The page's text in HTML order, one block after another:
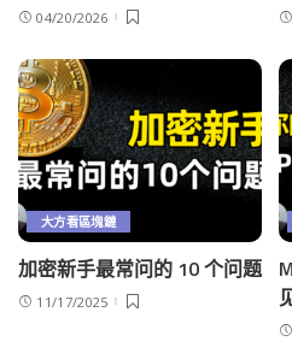
04/20/2026
大方看區塊鏈
加密新手最常问的 10 个问题
11/17/2025